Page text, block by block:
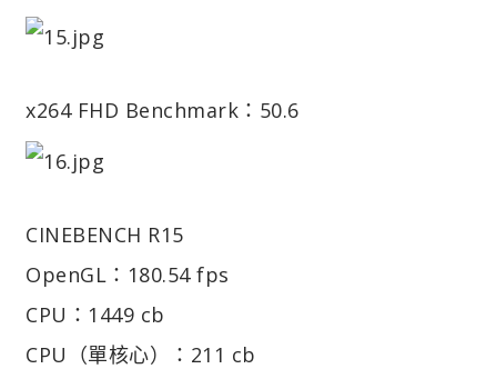
x264 FHD Benchmark：50.6
CINEBENCH R15
OpenGL：180.54 fps
CPU：1449 cb
CPU（單核心）：211 cb